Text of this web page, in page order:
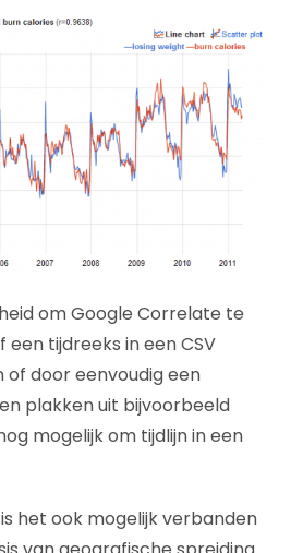
om Google Correlate te
een tijdreeks in een CSV
door eenvoudig een
plakken uit bijvoorbeeld
mogelijk om tijdlijn in een
het ook mogelijk verbanden